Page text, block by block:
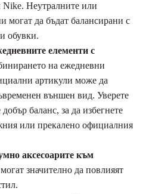
Nike. Неутралните или
могат да бъдат балансирани с
обувки.
елементи с
на ежедневни
артикули може да
външен вид. Уверете
баланс, за да избегнете
или прекалено официалния
аксесоарите към
значително да повлияят